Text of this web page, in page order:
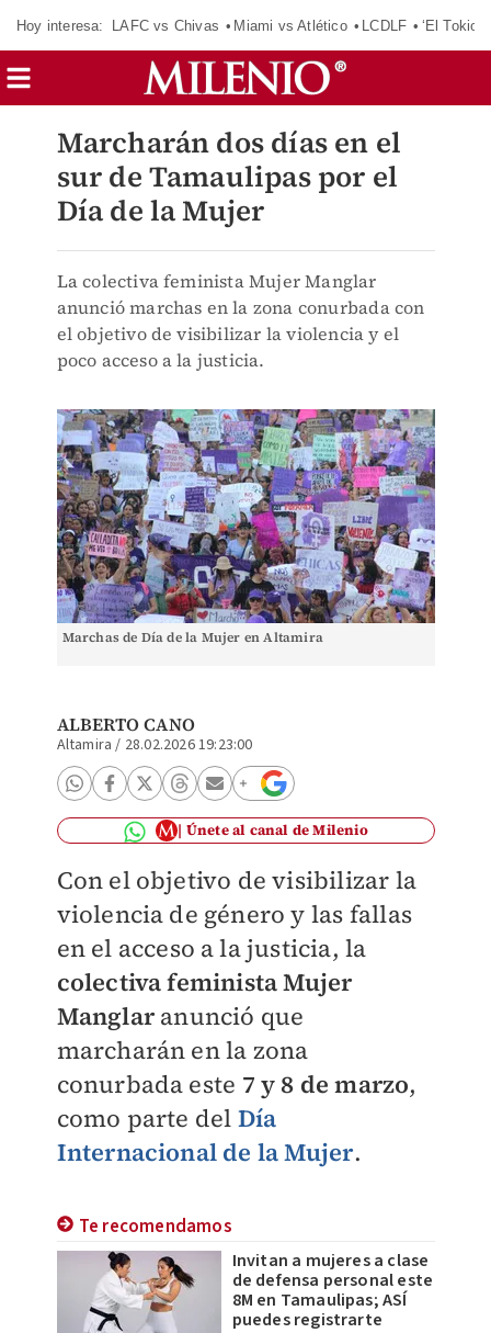
Hoy interesa: LAFC vs Chivas Miami vs Atlético LCDLF ‘El Tokio’
Marcharán dos días en el
sur de Tamaulipas por el
Día de la Mujer
La colectiva feminista Mujer Manglar
anunció marchas en la zona conurbada con
el objetivo de visibilizar la violencia y el
poco acceso a la justicia.
Marchas de Día de la Mujer en Altamira
ALBERTO CANO
Altamira / 28.02.2026 19:23:00
Únete al canal de Milenio
Con el objetivo de visibilizar la
violencia de género y las fallas
en el acceso a la justicia, la
colectiva feminista Mujer
Manglaranunció que
marcharán en la zona
conurbada este 7 y 8 de marzo,
como parte del Día
Internacional de la Mujer.
Te recomendamos
Invitan a mujeres a clase
de defensa personal este
8M en Tamaulipas; ASÍ
puedes registrarte